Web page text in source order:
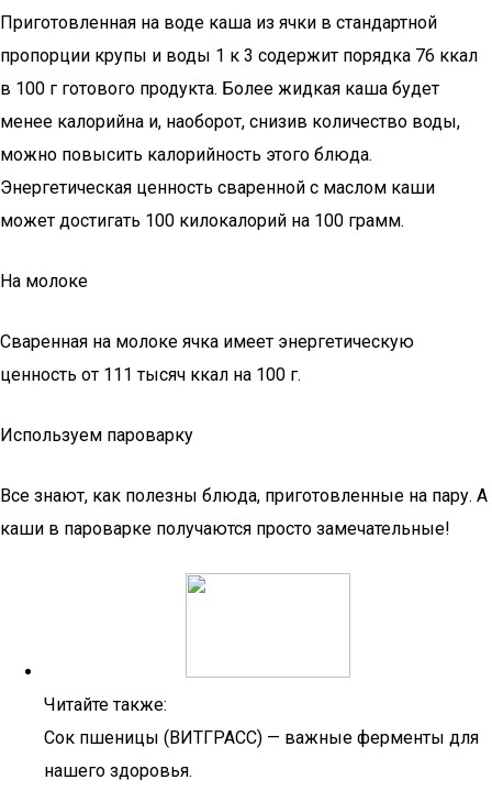
Приготовленная на воде каша из ячки в стандартной
пропорции крупы и воды 1 к 3 содержит порядка 76 ккал
в 100 г готового продукта. Более жидкая каша будет
менее калорийна и, наоборот, снизив количество воды,
можно повысить калорийность этого блюда.
Энергетическая ценность сваренной с маслом каши
может достигать 100 килокалорий на 100 грамм.
На молоке
Сваренная на молоке ячка имеет энергетическую
ценность от 111 тысяч ккал на 100 г.
Используем пароварку
Все знают, как полезны блюда, приготовленные на пару. А
каши в пароварке получаются просто замечательные!
Читайте также:
Сок пшеницы (ВИТГРАСС) — важные ферменты для
нашего здоровья.